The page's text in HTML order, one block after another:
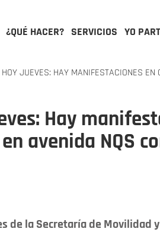
¿QUÉ HACER? SERVICIOS YO
JUEVES: HAY MANIFESTACIONES
Hay
avenida NQS
de la Secretaría de Movilidad